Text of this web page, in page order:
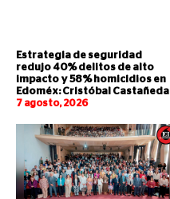
Estrategia de seguridad
redujo 40% delitos de alto
impacto y 58% homicidios en
Edoméx: Cristóbal Castañeda
7 agosto, 2026